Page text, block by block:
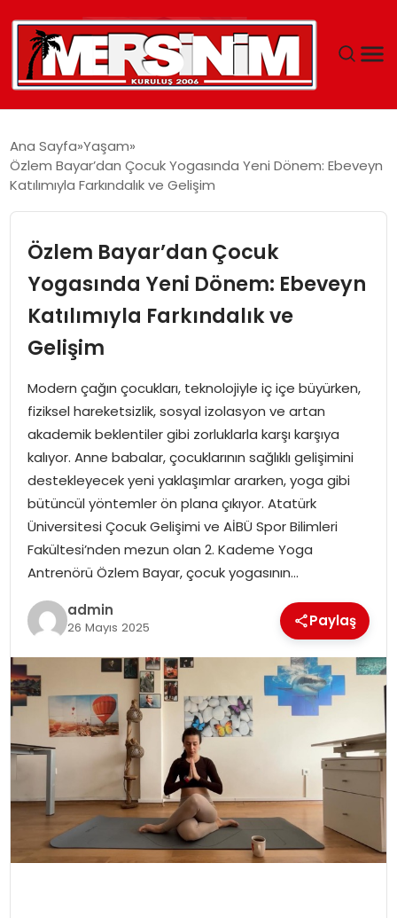
YAŞAM
EĞITIM
EKONOMI
MAGAZIN
DÜNYA
OTOMOBIL
Ana Sayfa Yaşam
Özlem Bayar’dan Çocuk Yogasında Yeni Dönem: Ebeveyn
Katılımıyla Farkındalık ve Gelişim
Özlem Bayar’dan Çocuk
Yogasında Yeni Dönem: Ebeveyn
Katılımıyla Farkındalık ve
Gelişim
Modern çağın çocukları, teknolojiyle iç içe büyürken,
fiziksel hareketsizlik, sosyal izolasyon ve artan
akademik beklentiler gibi zorluklarla karşı karşıya
kalıyor. Anne babalar, çocuklarının sağlıklı gelişimini
destekleyecek yeni yaklaşımlar ararken, yoga gibi
bütüncül yöntemler ön plana çıkıyor. Atatürk
Üniversitesi Çocuk Gelişimi ve AİBÜ Spor Bilimleri
Fakültesi’nden mezun olan 2. Kademe Yoga
Antrenörü Özlem Bayar, çocuk yogasının…
admin
26 Mayıs 2025 Paylaş